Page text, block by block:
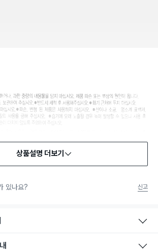
구: 식품위생법에서 정한 규격에 따라 제조되어 식품 또
첨가물에 사용할 수 있는 식품용기구라는 표시입니다.
상품설명 더보기
있나요? 신고